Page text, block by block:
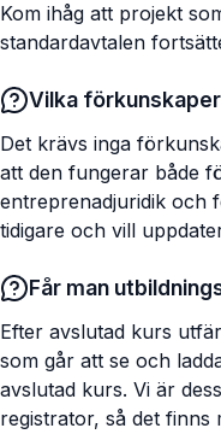
Kom ihåg att projekt
standardavtalen
Vilka
Det krävs inga
att den fungerar både
entreprenadjuridik och
tidigare och vill
Får man
Efter avslutad kurs
som går att se och
avslutad kurs. Vi är
registrator, så det finns